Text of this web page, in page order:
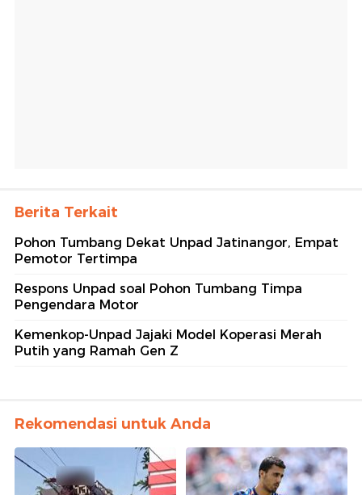
Berita Terkait
Pohon Tumbang Dekat Unpad Jatinangor, Empat
Pemotor Tertimpa
Respons Unpad soal Pohon Tumbang Timpa
Pengendara Motor
Kemenkop-Unpad Jajaki Model Koperasi Merah
Putih yang Ramah Gen Z
Rekomendasi untuk Anda